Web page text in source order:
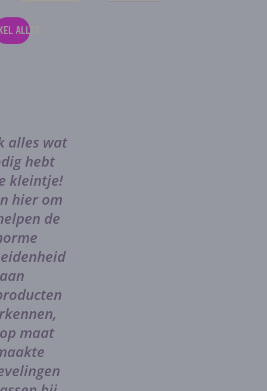
ALLES
alles wat
hebt
kleintje!
hier om
de
aan
maat